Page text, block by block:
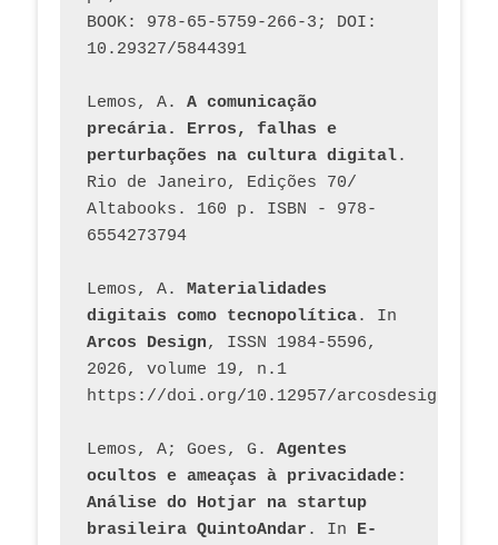
BOOK: 978-65-5759-266-3; DOI:
10.29327/5844391
Lemos, A. A comunicação
precária. Erros, falhas e
perturbações na cultura digital.
Rio de Janeiro, Edições 70/
Altabooks. 160 p. ISBN - 978-
6554273794
Lemos, A. Materialidades
digitais como tecnopolítica
Arcos Design, ISSN 1984-5596,
2026, volume 19, n.1
https://doi.org/10.12957/
Lemos, A; Goes, G. Agentes
ocultos e ameaças à privacidade:
Análise do Hotjar na startup
brasileira QuintoAndar . In E-